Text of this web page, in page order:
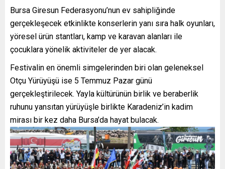
Bursa Giresun Federasyonu’nun ev sahipliğinde
gerçekleşecek etkinlikte konserlerin yanı sıra halk oyunları,
yöresel ürün stantları, kamp ve karavan alanları ile
çocuklara yönelik aktiviteler de yer alacak.
Festivalin en önemli simgelerinden biri olan geleneksel
Otçu Yürüyüşü ise 5 Temmuz Pazar günü
gerçekleştirilecek. Yayla kültürünün birlik ve beraberlik
ruhunu yansıtan yürüyüşle birlikte Karadeniz’in kadim
mirası bir kez daha Bursa’da hayat bulacak.